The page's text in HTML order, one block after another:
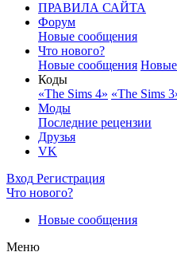
ПРАВИЛА САЙТА
Форум
Новые сообщения
Что нового?
Новые сообщения
Коды
«The Sims 4» «The Sims
Моды
Последние рецензии
Друзья
VK
Вход Регистрация
Что нового?
Новые сообщения
Меню